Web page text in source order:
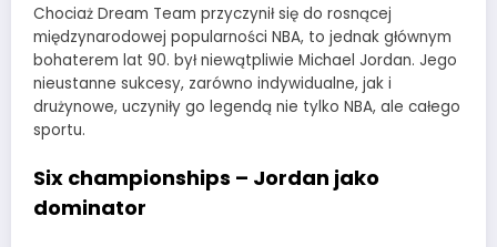
Chociaż Dream Team przyczynił się do rosnącej
międzynarodowej popularności NBA, to jednak głównym
bohaterem lat 90. był niewątpliwie Michael Jordan. Jego
nieustanne sukcesy, zarówno indywidualne, jak i
drużynowe, uczyniły go legendą nie tylko NBA, ale całego
sportu.
Six championships – Jordan jako
dominator